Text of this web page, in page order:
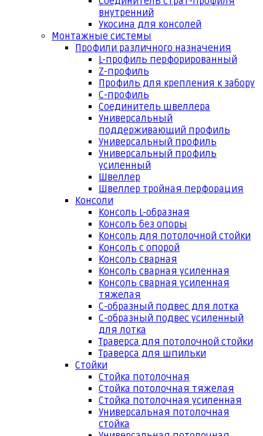
внутренний
Укосина для консолей
Монтажные системы
Профили различного назначения
L-профиль перфорированный
Z-профиль
Профиль для крепления к забору
С-профиль
Соединитель швеллера
Универсальный
поддерживающий профиль
Универсальный профиль
Универсальный профиль
усиленный
Швеллер
Швеллер тройная перфорация
Консоли
Консоль L-образная
Консоль без опоры
Консоль для потолочной стойки
Консоль с опорой
Консоль сварная
Консоль сварная усиленная
Консоль сварная усиленная
тяжелая
С-образный подвес для лотка
С-образный подвес усиленный
для лотка
Траверса для потолочной стойки
Траверса для шпильки
Стойки
Стойка потолочная
Стойка потолочная тяжелая
Стойка потолочная усиленная
Универсальная потолочная
стойка